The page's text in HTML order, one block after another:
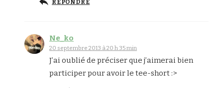
RÉPONDRE
Ne_ko
20 septembre 2013 à 20 h 35 min
J’ai oublié de préciser que j’aimerai bien
participer pour avoir le tee-short :>